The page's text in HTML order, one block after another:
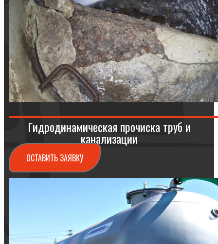
Гидродинамическая прочиска труб и
канализации
ОСТАВИТЬ ЗАЯВКУ